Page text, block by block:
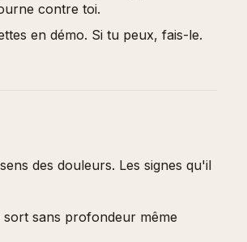
contre toi.
en démo. Si tu peux, fais-le.
des douleurs. Les signes qu'il
sans profondeur même